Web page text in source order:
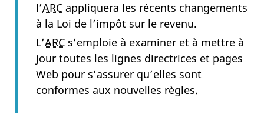
l’ARC appliquera les récents changements
à la Loi de l’impôt sur le revenu.
L’ARC s’emploie à examiner et à mettre à
jour toutes les lignes directrices et pages
Web pour s’assurer qu’elles sont
conformes aux nouvelles règles.